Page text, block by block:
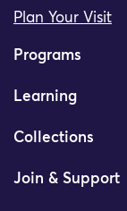
Plan Your Visit
Programs
Learning
Collections
Join & Support